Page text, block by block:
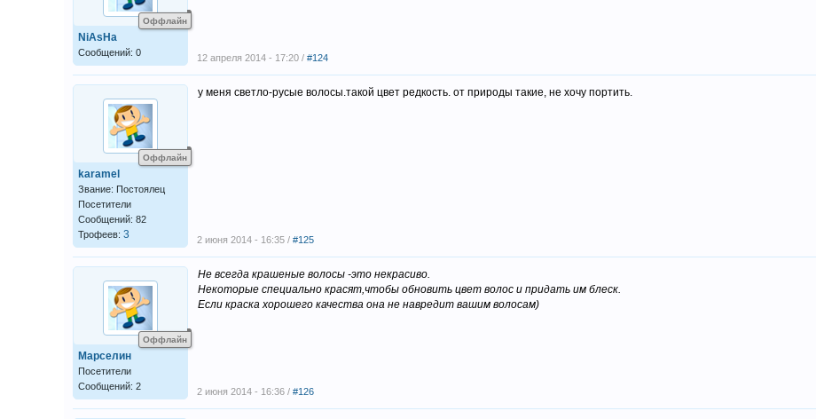
Оффлайн
NiAsHa
Сообщений: 0 12 апреля 2014 - 17:20 / #124
Оффлайн
karamel
Звание: Постоялец
Посетители
Сообщений: 82
Трофеев: 3
у меня светло-русые волосы.такой цвет редкость. от природы такие, не хочу портить.
2 июня 2014 - 16:35 / #125
Оффлайн
Марселин
Посетители
Сообщений: 2
Не всегда крашеные волосы -это некрасиво.
Некоторые специально красят,чтобы обновить цвет волос и придать им блеск.
Если краска хорошего качества она не навредит вашим волосам)
2 июня 2014 - 16:36 / #126